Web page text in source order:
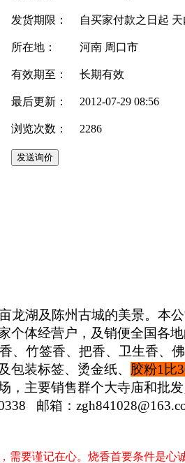
发货期限： 自买家付款之日起
所在地： 河南 周口市
有效期至： 长期有效
最后更新： 2012-07-29 08:56
浏览次数： 2286
湖及陈州古城的美景。本
体经营户，及销便全国各
签香、把香、卫生香、佛
包装标签、烫金纸、 胶粉1比
主要销售群个大寺庙和批
邮箱：
需要谨记在心。烧香首要条件是